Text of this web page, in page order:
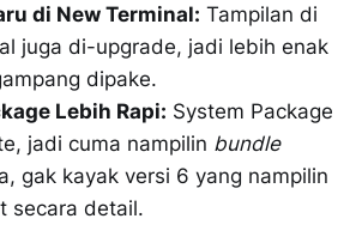
di New Terminal: Tampilan di
juga di-upgrade, jadi lebih enak
dipake.
Lebih Rapi: System Package
jadi cuma nampilin bundle
gak kayak versi 6 yang nampilin
secara detail.